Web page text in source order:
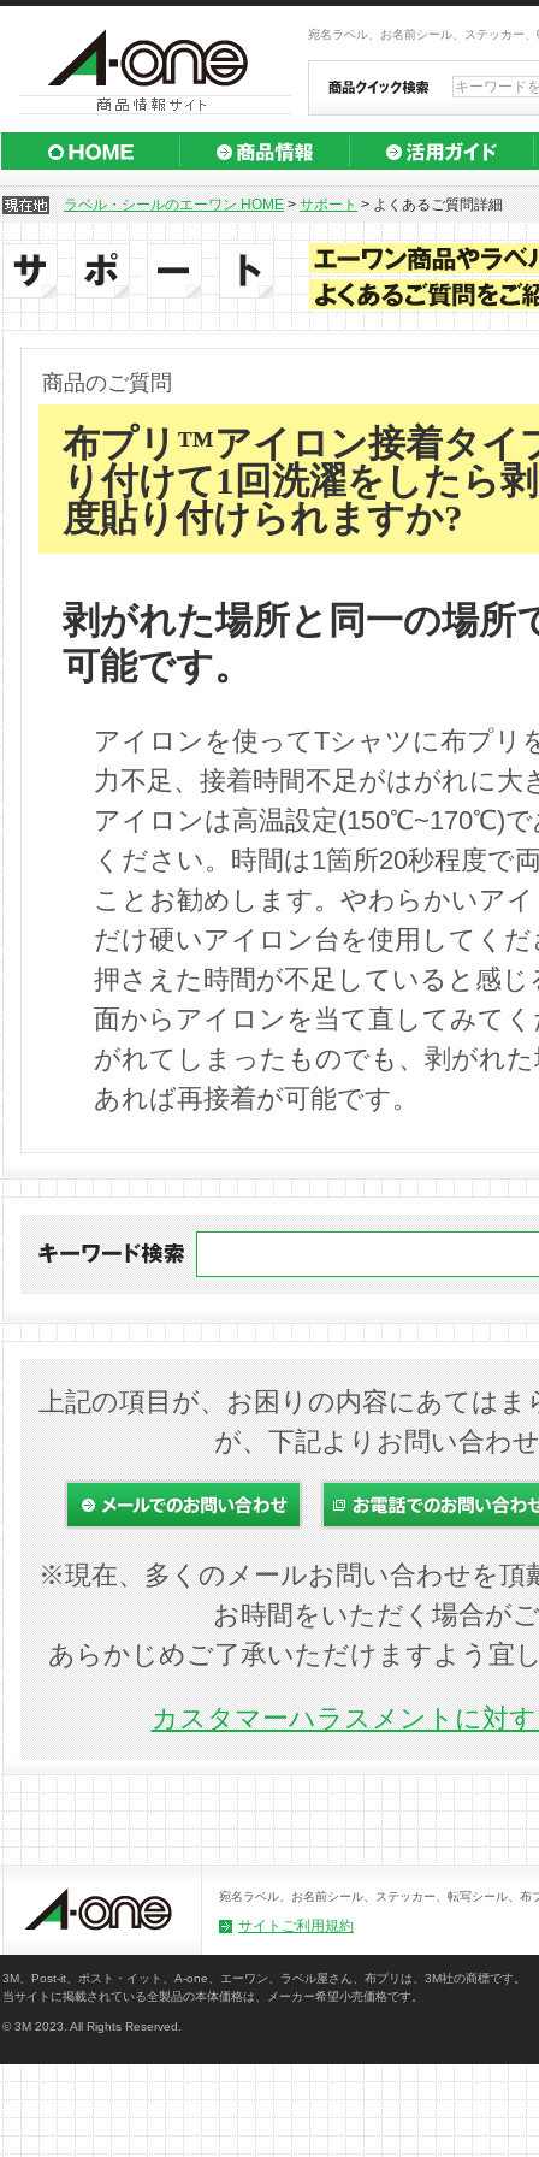
宛名ラベル、お名前シール、ステッカー
ラベル・シールのエーワン HOME>サポート>よくあるご質問詳細
商品のご質問
布プリ™アイロン接着タイ
り付けて1回洗濯をしたら
度貼り付けられますか?
剥がれた場所と同一の場所
可能です。
アイロンを使ってTシャツに布プリ
力不足、接着時間不足がはがれに大
アイロンは高温設定(150℃~170℃)
ください。時間は1箇所20秒程度で
ことお勧めします。やわらかいア
だけ硬いアイロン台を使用してくだ
押さえた時間が不足していると感
面からアイロンを当て直してみて
がれてしまったものでも、剥がれ
あれば再接着が可能です。
上記の項目が、お困りの内容にあては
が、下記よりお問い合わ
※現在、多くのメールお問い合わせを頂
お時間をいただく場合が
あらかじめご了承いただけますよう宜
カスタマーハラスメントに対
宛名ラベル、お名前シール、ステッカー、転写シール、
サイトご利用規約
3M、Post-it、ポスト・イット、A-one、エーワン、ラベル屋さん、布プリは、3M社の商標です。
当サイトに掲載されている全製品の本体価格は、メーカー希望小売価格です。
© 3M 2023. All Rights Reserved.